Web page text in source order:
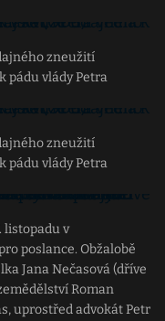
zneužití
pádu vlády Petra
zneužití
pádu vlády Petra
listopadu v
poslance. Obžalobě
Jana Nečasová (dříve
Roman
uprostřed advokát Petr